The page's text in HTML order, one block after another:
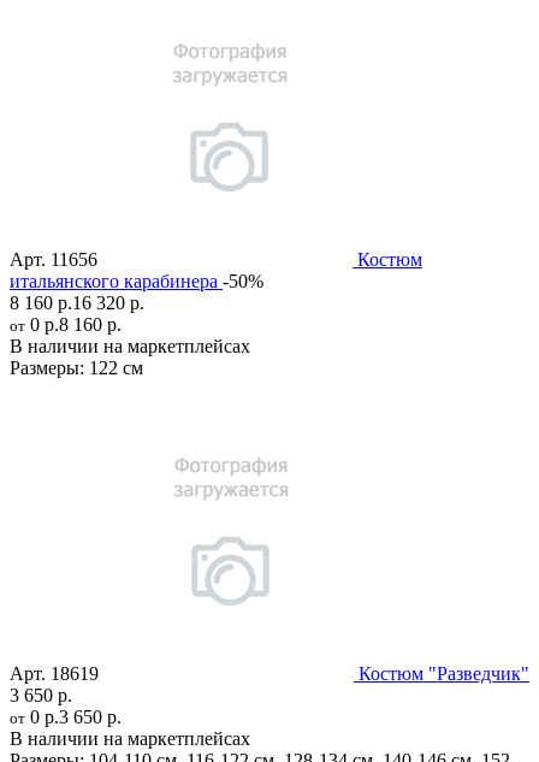
Арт. 11656
Костюм
итальянского карабинера -50%
8 160 р.16 320 р.
от 0 р.8 160 р.
В наличии на маркетплейсах
Размеры: 122 см
Арт. 18619
Костюм "Разведчик"
3 650 р.
от 0 р.3 650 р.
В наличии на маркетплейсах